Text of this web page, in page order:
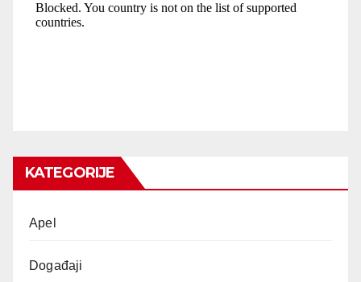
KATEGORIJE
Apel
Događaji